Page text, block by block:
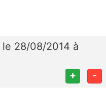
le 28/08/2014 à
+ -